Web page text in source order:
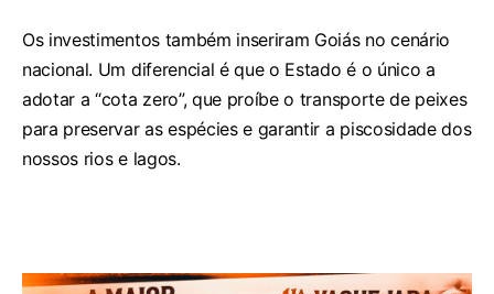
Os investimentos também inseriram Goiás no cenário
nacional. Um diferencial é que o Estado é o único a
adotar a “cota zero”, que proíbe o transporte de peixes
para preservar as espécies e garantir a piscosidade dos
nossos rios e lagos.